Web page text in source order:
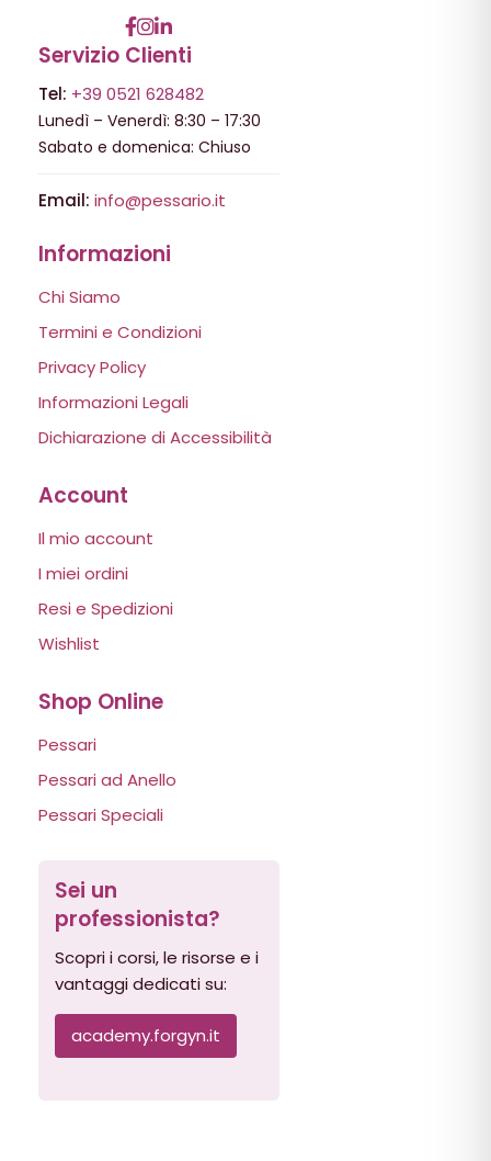
Servizio Clienti
Tel: +39 0521 628482
Lunedì – Venerdì: 8:30 – 17:30
Sabato e domenica: Chiuso
Email: info@pessario.it
Informazioni
Chi Siamo
Termini e Condizioni
Privacy Policy
Informazioni Legali
Dichiarazione di Accessibilità
Account
Il mio account
I miei ordini
Resi e Spedizioni
Wishlist
Shop Online
Pessari
Pessari ad Anello
Pessari Speciali
Sei un
professionista?
Scopri i corsi, le risorse e i
vantaggi dedicati su:
academy.forgyn.it